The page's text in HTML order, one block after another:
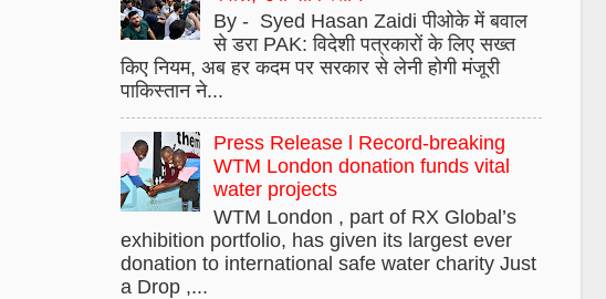
By - Syed Hasan Zaidi पीओके में बवाल
से डरा PAK: विदेशी पत्रकारों के लिए सख्त
किए नियम, अब हर कदम पर सरकार से लेनी होगी मंजूरी
पाकिस्तान ने...
Press Release l Record-breaking
WTM London donation funds vital
water projects
WTM London , part of RX Global’s
exhibition portfolio, has given its largest ever
donation to international safe water charity Just
a Drop ,...